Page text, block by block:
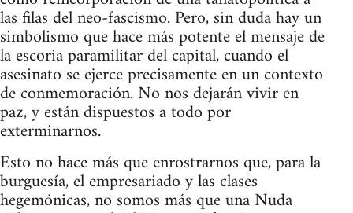
las filas del neo-fascismo. Pero, sin duda hay un
simbolismo que hace más potente el mensaje de
la escoria paramilitar del capital, cuando el
asesinato se ejerce precisamente en un contexto
de conmemoración. No nos dejarán vivir en
paz, y están dispuestos a todo por
exterminarnos.
Esto no hace más que enrostrarnos que, para la
burguesía, el empresariado y las clases
hegemónicas, no somos más que una Nuda